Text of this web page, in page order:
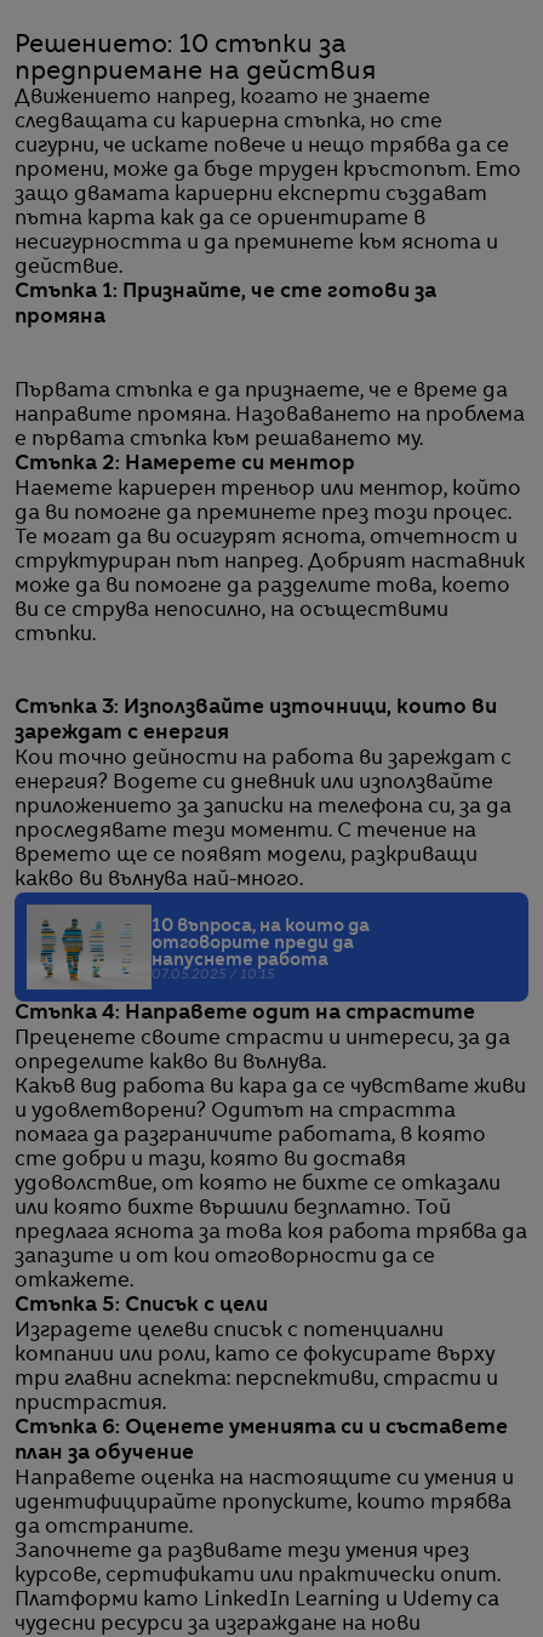
Решението: 10 стъпки за
предприемане на действия
Движението напред, когато не знаете
следващата си кариерна стъпка, но сте
сигурни, че искате повече и нещо трябва да се
промени, може да бъде труден кръстопът. Ето
защо двамата кариерни експерти създават
пътна карта как да се ориентирате в
несигурността и да преминете към яснота и
действие.
Стъпка 1: Признайте, че сте готови за
промяна
Първата стъпка е да признаете, че е време да
направите промяна. Назоваването на проблема
е първата стъпка към решаването му.
Стъпка 2: Намерете си ментор
Наемете кариерен треньор или ментор, който
да ви помогне да преминете през този процес.
Те могат да ви осигурят яснота, отчетност и
структуриран път напред. Добрият наставник
може да ви помогне да разделите това, което
ви се струва непосилно, на осъществими
стъпки.
Стъпка 3: Използвайте източници, които ви
зареждат с енергия
Кои точно дейности на работа ви зареждат с
енергия? Водете си дневник или използвайте
приложението за записки на телефона си, за да
проследявате тези моменти. С течение на
времето ще се появят модели, разкриващи
какво ви вълнува най-много.
10 въпроса, на които да
отговорите преди да
напуснете работа
07.05.2025 / 10:15
Стъпка 4: Направете одит на страстите
Преценете своите страсти и интереси, за да
определите какво ви вълнува.
Какъв вид работа ви кара да се чувствате живи
и удовлетворени? Одитът на страстта
помага да разграничите работата, в която
сте добри и тази, която ви доставя
удоволствие, от която не бихте се отказали
или която бихте вършили безплатно. Той
предлага яснота за това коя работа трябва да
запазите и от кои отговорности да се
откажете.
Стъпка 5: Списък с цели
Изградете целеви списък с потенциални
компании или роли, като се фокусирате върху
три главни аспекта: перспективи, страсти и
пристрастия.
Стъпка 6: Оценете уменията си и съставете
план за обучение
Направете оценка на настоящите си умения и
идентифицирайте пропуските, които трябва
да отстраните.
Започнете да развивате тези умения чрез
курсове, сертификати или практически опит.
Платформи като LinkedIn Learning и Udemy са
чудесни ресурси за изграждане на нови